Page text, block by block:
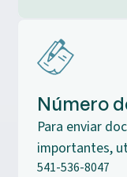
Número
Para enviar
importantes,
541-536-8047